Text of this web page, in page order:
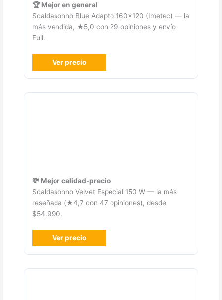
🏆 Mejor en general
Scaldasonno Blue Adapto 160×120 (Imetec) — la
más vendida, ★5,0 con 29 opiniones y envío
Full.
Ver precio
💸 Mejor calidad-precio
Scaldasonno Velvet Especial 150 W — la más
reseñada (★4,7 con 47 opiniones), desde
$54.990.
Ver precio